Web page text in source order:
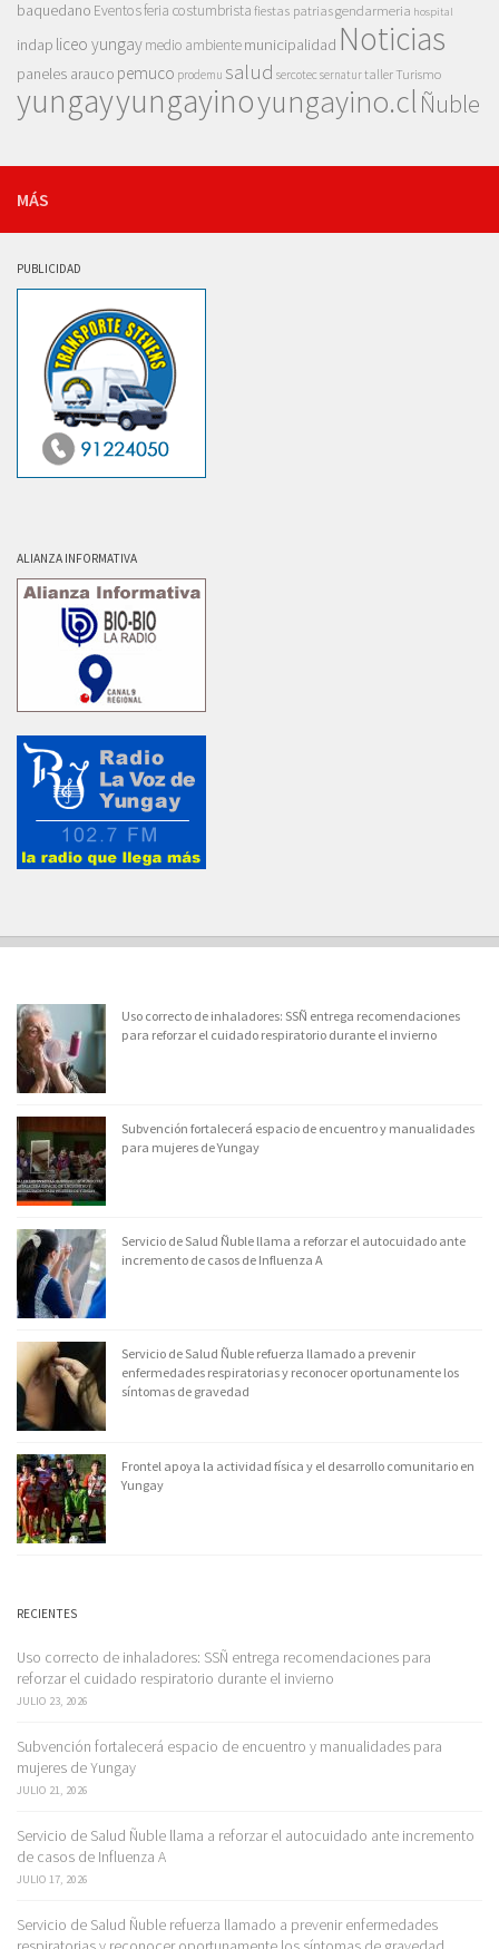
baquedano Eventosferia costumbrista fiestas patriasgendarmeria hospital
indap liceo yungaymedio ambientemunicipalidad Noticias
paneles arauco pemuco prodemu salud sercotec sernaturtaller Turismo
yungayyungayinoyungayino.clÑuble
MÁS
PUBLICIDAD
ALIANZA INFORMATIVA
Uso correcto de inhaladores: SSÑ entrega recomendaciones
para reforzar el cuidado respiratorio durante el invierno
Subvención fortalecerá espacio de encuentro y manualidades
para mujeres de Yungay
Servicio de Salud Ñuble llama a reforzar el autocuidado ante
incremento de casos de Influenza A
Servicio de Salud Ñuble refuerza llamado a prevenir
enfermedades respiratorias y reconocer oportunamente los
síntomas de gravedad
Frontel apoya la actividad física y el desarrollo comunitario en
Yungay
RECIENTES
Uso correcto de inhaladores: SSÑ entrega recomendaciones para
reforzar el cuidado respiratorio durante el invierno
JULIO 23, 2026
Subvención fortalecerá espacio de encuentro y manualidades para
mujeres de Yungay
JULIO 21, 2026
Servicio de Salud Ñuble llama a reforzar el autocuidado ante incremento
de casos de Influenza A
JULIO 17, 2026
Servicio de Salud Ñuble refuerza llamado a prevenir enfermedades